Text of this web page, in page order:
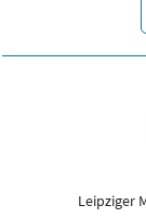
Leipziger